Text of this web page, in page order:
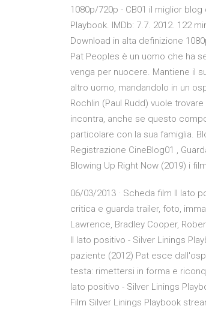
1080p/720p - CB01 il miglior
Playbook. IMDb: 7.7. 2012. 122
Download in alta definizione
Pat Peoples è un uomo che ha
venga per nuocere. Mantiene il
altro uomo, mandandolo in un
Rochlin (Paul Rudd) vuole
incontra, anche se questo
particolare con la sua famiglia.
Registrazione CineBlog01 ,
Blowing Up Right Now (2019) i
06/03/2013 · Scheda film Il lato
critica e guarda trailer, foto,
Lawrence, Bradley Cooper,
Il lato positivo - Silver Linings
paziente (2012) Pat esce
testa: rimettersi in forma e
lato positivo - Silver Linings
Film Silver Linings Playbook